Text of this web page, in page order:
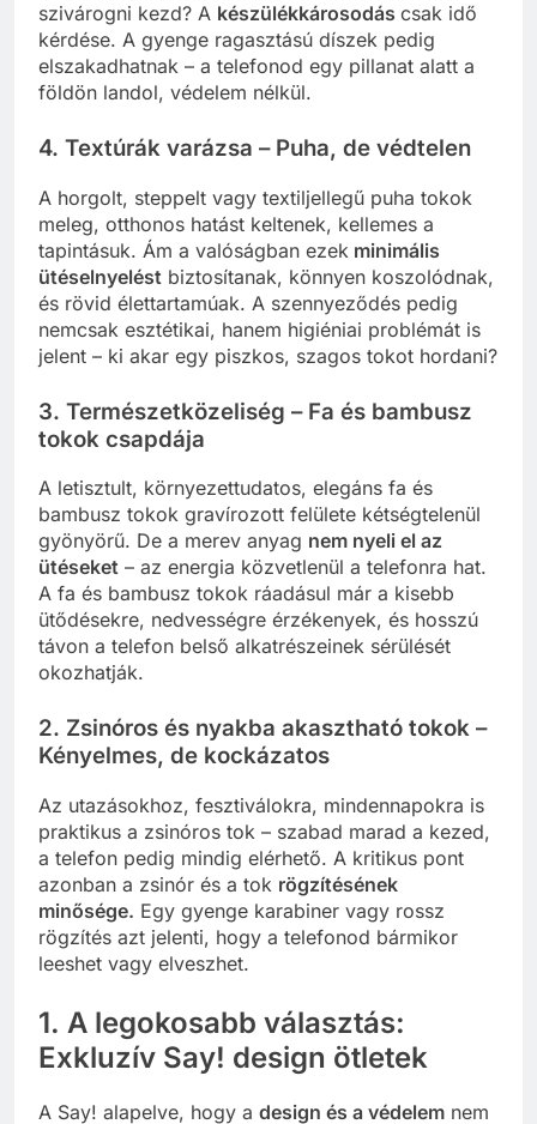
szivárogni kezd? A készülékkárosodás csak idő
kérdése. A gyenge ragasztású díszek pedig
elszakadhatnak – a telefonod egy pillanat alatt a
földön landol, védelem nélkül.
4. Textúrák varázsa – Puha, de védtelen
A horgolt, steppelt vagy textiljellegű puha tokok
meleg, otthonos hatást keltenek, kellemes a
tapintásuk. Ám a valóságban ezek minimális
ütéselnyelést biztosítanak, könnyen koszolódnak,
és rövid élettartamúak. A szennyeződés pedig
nemcsak esztétikai, hanem higiéniai problémát is
jelent – ki akar egy piszkos, szagos tokot hordani?
3. Természetközeliség – Fa és bambusz
tokok csapdája
A letisztult, környezettudatos, elegáns fa és
bambusz tokok gravírozott felülete kétségtelenül
gyönyörű. De a merev anyag nem nyeli el az
ütéseket – az energia közvetlenül a telefonra hat.
A fa és bambusz tokok ráadásul már a kisebb
ütődésekre, nedvességre érzékenyek, és hosszú
távon a telefon belső alkatrészeinek sérülését
okozhatják.
2. Zsinóros és nyakba akasztható tokok –
Kényelmes, de kockázatos
Az utazásokhoz, fesztiválokra, mindennapokra is
praktikus a zsinóros tok – szabad marad a kezed,
a telefon pedig mindig elérhető. A kritikus pont
azonban a zsinór és a tok rögzítésének
minősége. Egy gyenge karabiner vagy rossz
rögzítés azt jelenti, hogy a telefonod bármikor
leeshet vagy elveszhet.
1. A legokosabb választás:
Exkluzív Say! design ötletek
A Say! alapelve, hogy a design és a védelem nem